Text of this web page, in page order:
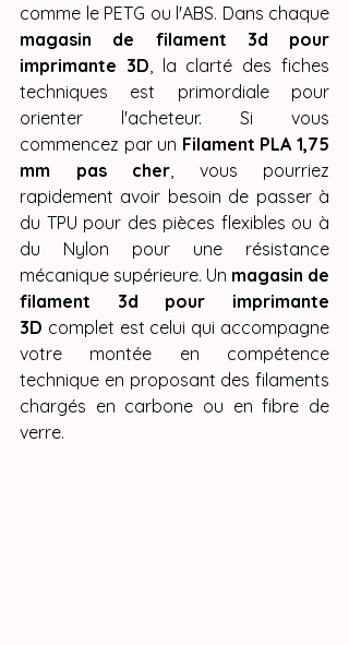
magasin de filament 3d pour
imprimante 3D, la clarté des fiches
techniques est primordiale pour
orienter l'acheteur. Si vous
commencez par un Filament PLA 1,75
mm pas cher, vous pourriez
rapidement avoir besoin de passer à
du TPU pour des pièces flexibles ou à
du Nylon pour une résistance
mécanique supérieure. Un magasin de
filament 3d pour imprimante
3D complet est celui qui accompagne
votre montée en compétence
technique en proposant des filaments
chargés en carbone ou en fibre de
verre.